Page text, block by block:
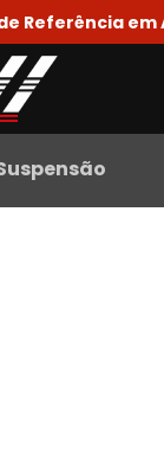
de Referência